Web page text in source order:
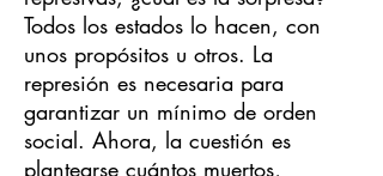
Todos los estados lo hacen, con
unos propósitos u otros. La
represión es necesaria para
garantizar un mínimo de orden
social. Ahora, la cuestión es
plantearse cuántos muertos,